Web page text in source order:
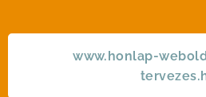
www.honlap-